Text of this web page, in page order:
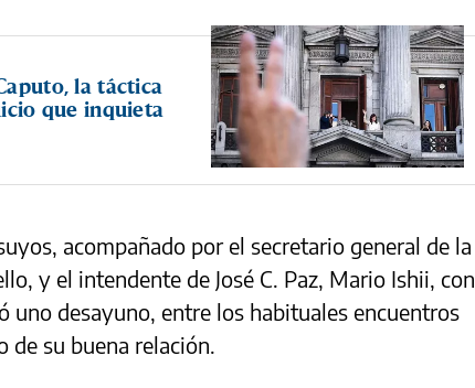
la táctica
que inquieta
acompañado por el secretario general de la
y el intendente de José C. Paz, Mario Ishii, con
uno desayuno, entre los habituales encuentros
de su buena relación.